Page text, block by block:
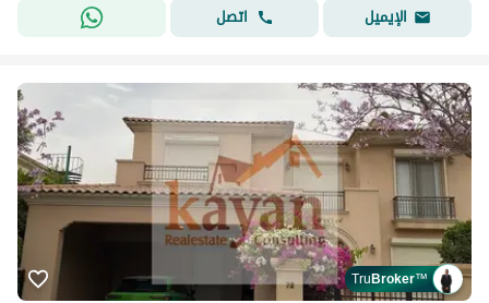
الإيميل
اتصل
TruBroker™